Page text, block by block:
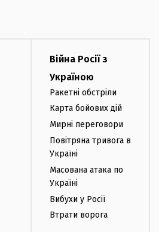
Війна Росії з
Україною
Ракетні обстріли
Карта бойових дій
Мирні переговори
Повітряна тривога в
Україні
Масована атака по
Україні
Вибухи у Росії
Втрати ворога